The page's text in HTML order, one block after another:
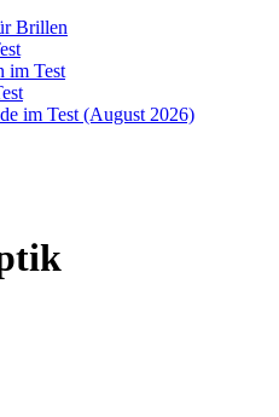
Brillen
im Test
im Test (August 2026)